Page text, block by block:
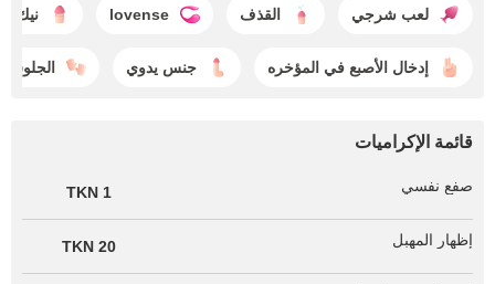
لعب شرجي القذف lovense نيك
إدخال الأصبع في المؤخره جنس يدوي الجلوس
قائمة الإكراميات
صفع نفسي 1 TKN
إظهار المهبل 20 TKN